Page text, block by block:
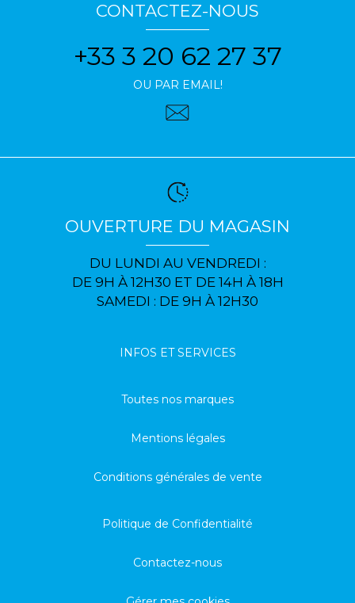
CONTACTEZ-NOUS
+33 3 20 62 27 37
OU PAR EMAIL!
OUVERTURE DU MAGASIN
DU LUNDI AU VENDREDI :
DE 9H À 12H30 ET DE 14H À 18H
SAMEDI : DE 9H À 12H30
INFOS ET SERVICES
Toutes nos marques
Mentions légales
Conditions générales de vente
Politique de Confidentialité
Contactez-nous